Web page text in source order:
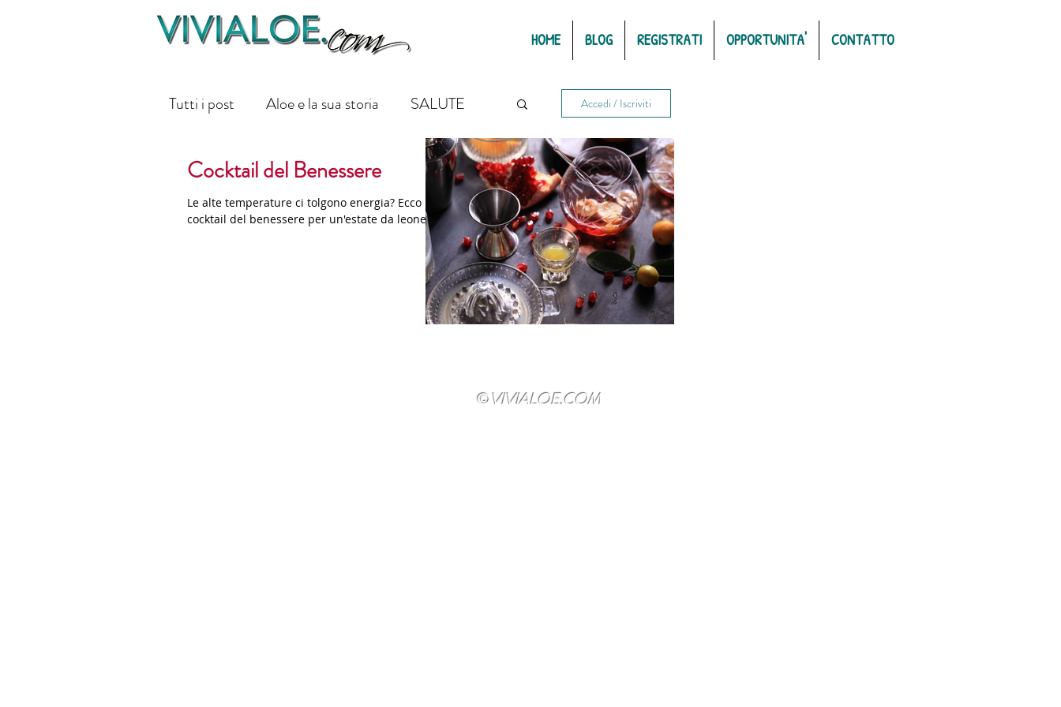
HOME BLOG REGISTRATI OPPORTUNITA' CONTATTO
Tutti i post Aloe e la sua storia SALUTE
Bellezza AZIENDA Benessere
Accedi / Iscriviti
Cocktail del Benessere
Le alte temperature ci tolgono energia? Ecco i
cocktail del benessere per un'estate da leone.
©VIVIALOE.COM